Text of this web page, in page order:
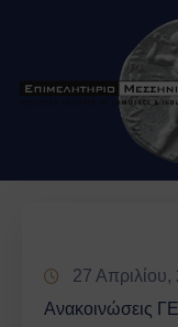
Επιμελητήριο
Ειδική
Πληροφόρηση
27 Απριλίου,
Ανακοινώσεις